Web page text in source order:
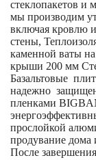
стеклопакетов и
мы производим
включая кровлю и
стены,
каменной ваты
крыши 200 мм
Базальтовые
надежно
пленками
прослойкой
продувание дома
После